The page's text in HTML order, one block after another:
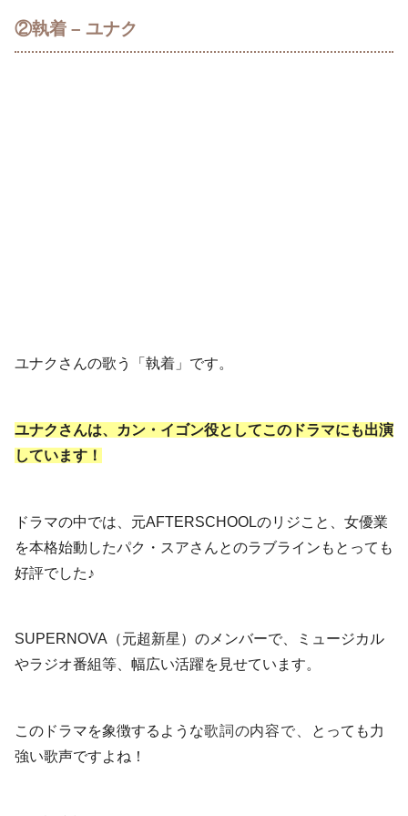
②執着 – ユナク
ユナクさんの歌う「執着」です。
ユナクさんは、カン・イゴン役としてこのドラマにも出演
しています！
ドラマの中では、元AFTERSCHOOLのリジこと、女優業
を本格始動したパク・スアさんとのラブラインもとっても
好評でした♪
SUPERNOVA（元超新星）のメンバーで、ミュージカル
やラジオ番組等、幅広い活躍を見せています。
このドラマを象徴するような歌詞の内容で、
とっても力
強い歌声ですよね！